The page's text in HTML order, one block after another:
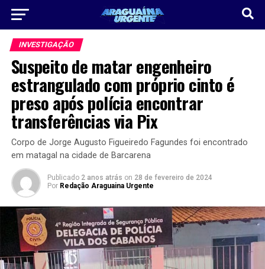
INVESTIGAÇÃO
Suspeito de matar engenheiro
estrangulado com próprio cinto é
preso após polícia encontrar
transferências via Pix
Corpo de Jorge Augusto Figueiredo Fagundes foi encontrado
em matagal na cidade de Barcarena
Publicado 2 anos atrás on 28 de fevereiro de 2024
Por Redação Araguaina Urgente